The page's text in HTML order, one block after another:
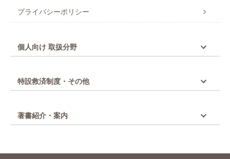
プライバシーポリシー
個人向け 取扱分野
特設救済制度・その他
著書紹介・案内